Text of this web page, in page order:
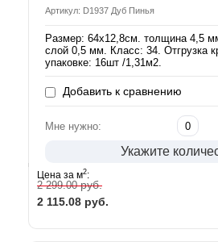
Артикул: D1937 Дуб Пинья
Размер: 64х12,8см. толщина 4,5
слой 0,5 мм. Класс: 34. Отгрузка
упаковке: 16шт /1,31м2.
Добавить к сравнению
Мне нужно:
Укажите
Цена за м2:
2 299.00руб.
2 115.08 руб.